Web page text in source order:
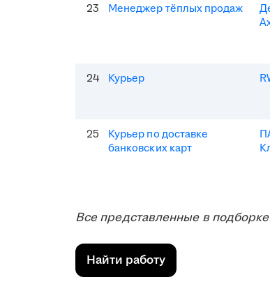
23 Менеджер тёплых продаж
24 Курьер
25
Курьер по доставке
банковских карт
Все представленные в
Найти работу